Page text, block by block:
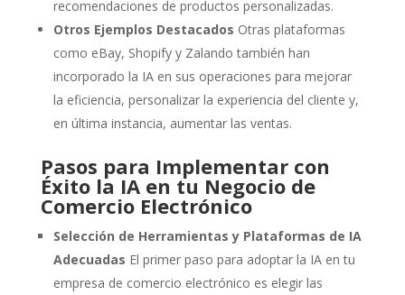
recomendaciones de productos personalizadas.
Otros Ejemplos Destacados Otras plataformas
como eBay, Shopify y Zalando también han
incorporado la IA en sus operaciones para mejorar
la eficiencia, personalizar la experiencia del cliente y,
en última instancia, aumentar las ventas.
Pasos para Implementar con
Éxito la IA en tu Negocio de
Comercio Electrónico
Selección de Herramientas y Plataformas de IA
Adecuadas El primer paso para adoptar la IA en tu
empresa de comercio electrónico es elegir las